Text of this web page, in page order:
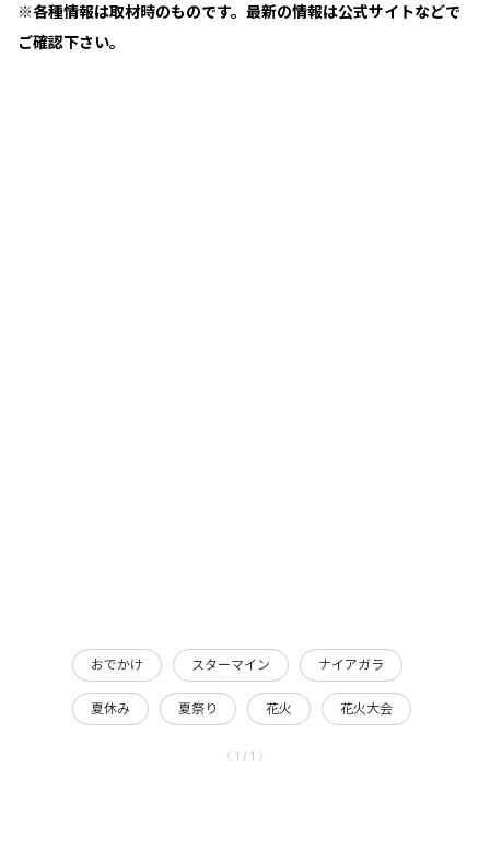
※各種情報は取材時のものです。最新の情報は公式サイトなどで
ご確認下さい。
おでかけ スターマイン ナイアガラ
夏休み 夏祭り 花火 花火大会
〈 1 / 1 〉